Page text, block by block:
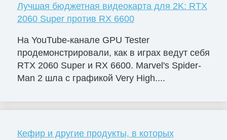
Лучшая бюджетная видеокарта для 2K: RTX
2060 Super против RX 6600
На YouTube-канале GPU Tester
продемонстрировали, как в играх ведут себя
RTX 2060 Super и RX 6600. Marvel's Spider-
Man 2 шла с графикой Very High....
Кефир и другие продукты, в которых